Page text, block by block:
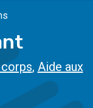
, Aide aux